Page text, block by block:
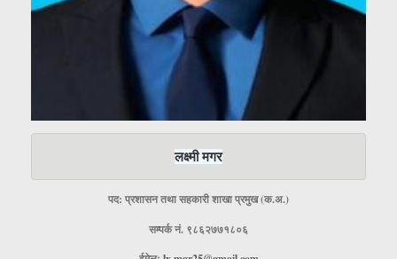
लक्ष्मी मगर
पद: प्रशासन तथा सहकारी शाखा प्रमुख (क.अ.)
सम्पर्क नं. ९८६२७७१८०६